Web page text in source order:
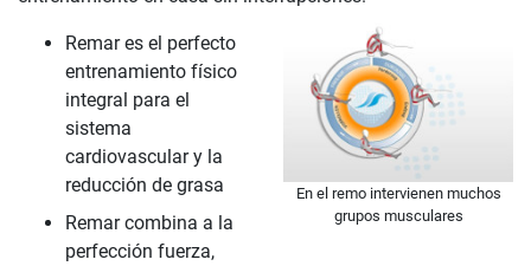
En el remo intervienen muchos
grupos musculares
Remar es el perfecto
entrenamiento físico
integral para el
sistema
cardiovascular y la
reducción de grasa
Remar combina a la
perfección fuerza,